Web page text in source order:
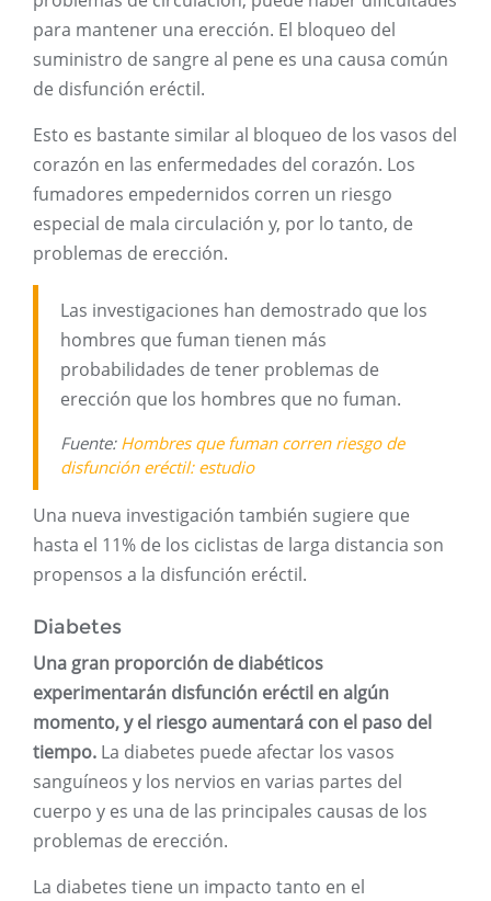
para mantener una erección. El bloqueo del
suministro de sangre al pene es una causa común
de disfunción eréctil.
Esto es bastante similar al bloqueo de los vasos del
corazón en las enfermedades del corazón. Los
fumadores empedernidos corren un riesgo
especial de mala circulación y, por lo tanto, de
problemas de erección.
Las investigaciones han demostrado que los
hombres que fuman tienen más
probabilidades de tener problemas de
erección que los hombres que no fuman.
Fuente: Hombres que fuman corren riesgo de
disfunción eréctil: estudio
Una nueva investigación también sugiere que
hasta el 11% de los ciclistas de larga distancia son
propensos a la disfunción eréctil.
Diabetes
Una gran proporción de diabéticos
experimentarán disfunción eréctil en algún
momento, y el riesgo aumentará con el paso del
tiempo. La diabetes puede afectar los vasos
sanguíneos y los nervios en varias partes del
cuerpo y es una de las principales causas de los
problemas de erección.
La diabetes tiene un impacto tanto en el